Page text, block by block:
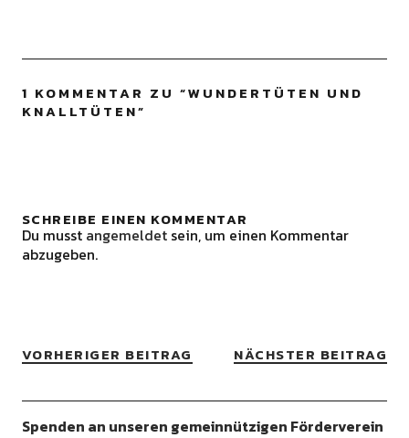
1 KOMMENTAR ZU “WUNDERTÜTEN UND
KNALLTÜTEN”
SCHREIBE EINEN KOMMENTAR
Du musst angemeldetsein, um einen Kommentar
abzugeben.
VORHERIGER BEITRAG NÄCHSTER BEITRAG
Spenden an unseren gemeinnützigen Förderverein